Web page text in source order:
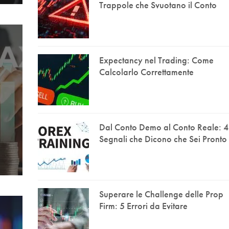
Trappole che Svuotano il Conto
Expectancy nel Trading: Come
Calcolarlo Correttamente
Dal Conto Demo al Conto Reale: 4
Segnali che Dicono che Sei Pronto
Superare le Challenge delle Prop
Firm: 5 Errori da Evitare